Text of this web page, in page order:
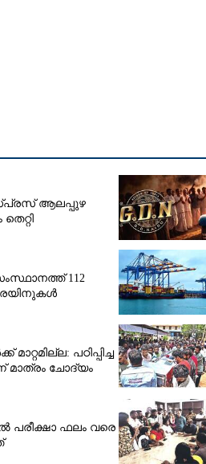
ആലപ്പുഴ
112
പഠിപ്പിച്ച
മാത്രം ചോദ്യം
പരീക്ഷാ ഫലം വരെ